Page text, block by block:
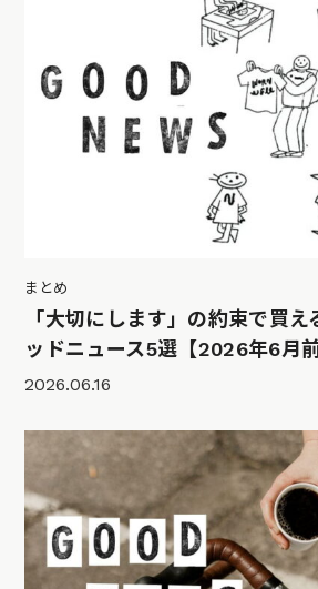
まとめ
「大切にします」の約束で買
ッドニュース5選【2026年6月前
2026.06.16